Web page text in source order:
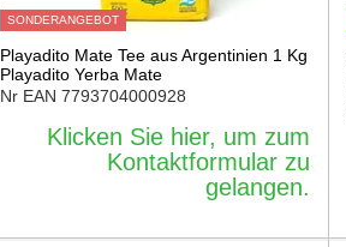
SONDERANGEBOT
Playadito Mate Tee aus Argentinien 1 Kg
Playadito Yerba Mate
Nr EAN 7793704000928
Klicken Sie hier, um zum
Kontaktformular zu
gelangen.